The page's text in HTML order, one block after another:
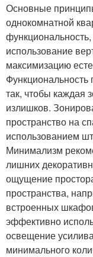
Основные
однокомнатной
использование
максимизацию
так, чтобы каждая
излишков.
пространство на
использованием
Минимализм
лишних
ощущение
пространства,
встроенных
эффективно
освещение
минимального